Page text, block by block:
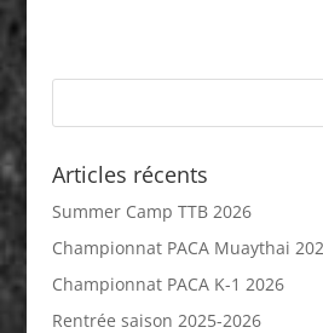
Articles récents
Summer Camp TTB 2026
Championnat PACA Muaythai
Championnat PACA K-1 2026
Rentrée saison 2025-2026